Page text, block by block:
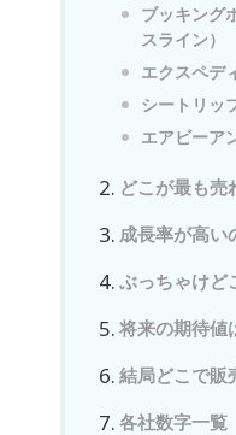
ブッキング
スライン）
エクスペデ
シートリッ
エアビーア
どこが最も売
成長率が高い
ぶっちゃけど
将来の期待
結局どこで販
各社数字一覧